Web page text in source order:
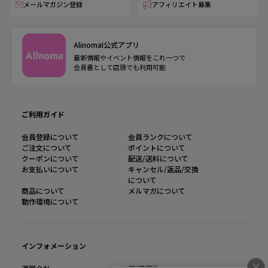
メールマガジン登録 アフィリエイト募集
AlinomaI公式アプリ
最新情報やイベント情報をこれ一つで
会員書として店頭でも利用可能
ご利用ガイド
会員登録について
会員ランクについて
ご注文について
ポイントについて
クーポンについて
配送/送料について
お支払いについて
キャンセル/返品/交換
について
商品について
メルマガについて
動作環境について
インフォメーション